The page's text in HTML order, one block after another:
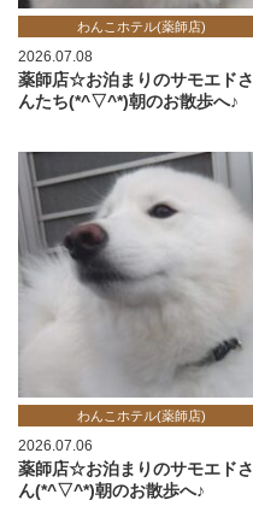
わんこホテル(薬師店)
2026.07.08
薬師店☆お泊まりのサモエドさ
んたち(*^▽^*)朝のお散歩へ♪
わんこホテル(薬師店)
2026.07.06
薬師店☆お泊まりのサモエドさ
ん(*^▽^*)朝のお散歩へ♪